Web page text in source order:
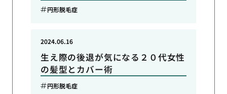
円形脱毛症
生え際の後退が気になる２０代女性
の髪型とカバー術
2024.06.16
円形脱毛症